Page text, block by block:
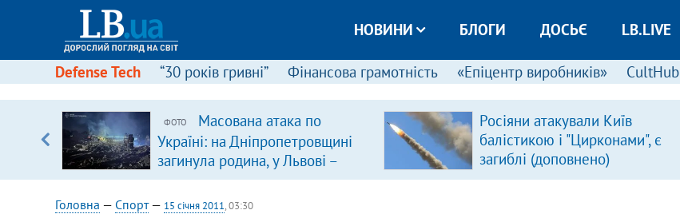
НОВИНИ БЛОГИ ДОСЬЄ LB.LIVE
Defense Tech “30 років гривні” Фінансова грамотність «Епіцентр виробників» CultHub
ФОТО
Масована атака по
Україні: на Дніпропетровщині
загинула родина, у Львові –
удар по багатоповерхівках
(доповнюється)
Росіяни атакували Київ
балістикою і "Цирконами", є
загиблі (доповнено)
Головна — Спорт— 15 січня 2011, 03:30